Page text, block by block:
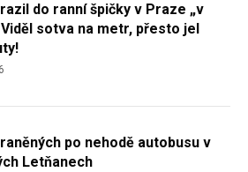
do ranní špičky v Praze „v
sotva na metr, přesto jel
po nehodě autobusu v
Letňanech